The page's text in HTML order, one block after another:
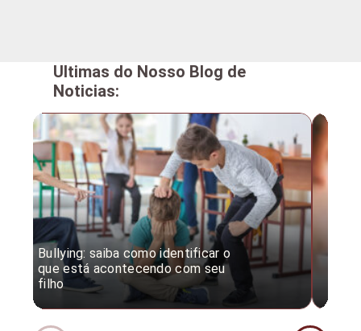
Ultimas do Nosso Blog de
Noticias:
Bullying: saiba como identificar o
que está acontecendo com seu
filho